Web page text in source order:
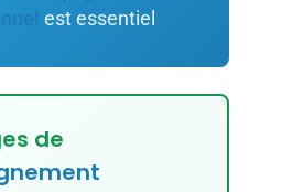
est essentiel
de